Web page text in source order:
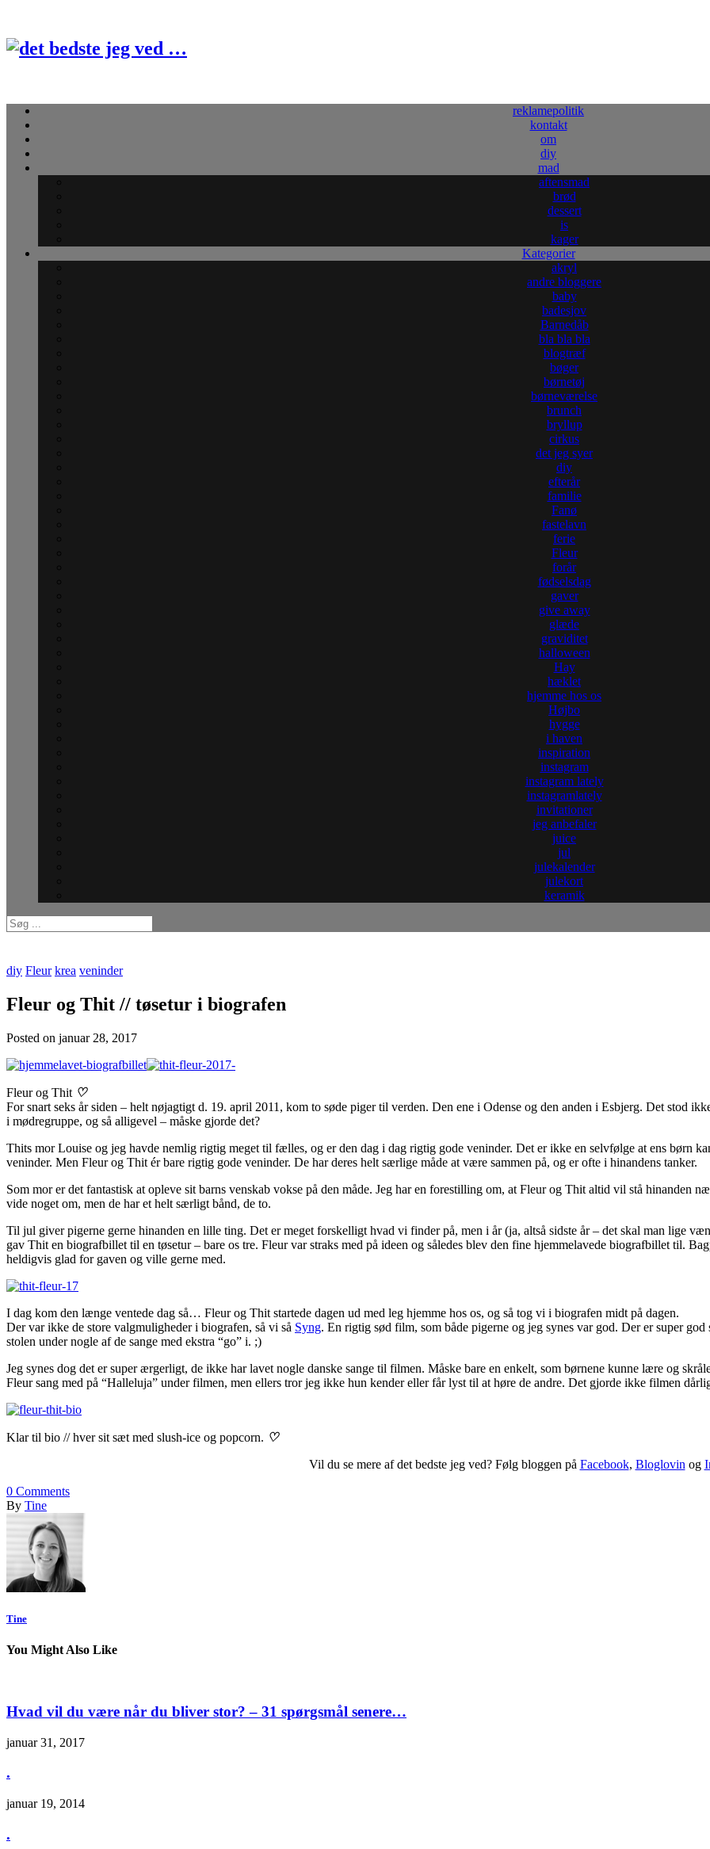
reklamepolitik
kontakt
om
diy
mad
aftensmad
brød
dessert
is
kager
Kategorier
akryl
andre bloggere
baby
badesjov
Barnedåb
bla bla bla
blogtræf
bøger
børnetøj
børneværelse
brunch
bryllup
cirkus
det jeg syer
diy
efterår
familie
Fanø
fastelavn
ferie
Fleur
forår
fødselsdag
gaver
give away
glæde
graviditet
halloween
Hay
hæklet
hjemme hos os
Højbo
hygge
i haven
inspiration
instagram
instagram lately
instagramlately
invitationer
jeg anbefaler
juice
jul
julekalender
julekort
keramik
diy Fleur krea veninder
Fleur og Thit // tøsetur i biografen
Posted on januar 28, 2017
Fleur og Thit ♡
For snart seks år siden – helt nøjagtigt d. 19. april 2011, kom to søde piger til verden. Den ene i Odense og den anden i Esbjerg. Det stod
i mødregruppe, og så alligevel – måske gjorde det?
Thits mor Louise og jeg havde nemlig rigtig meget til fælles, og er den dag i dag rigtig gode veninder. Det er ikke en selvfølge at ens børn
veninder. Men Fleur og Thit ér bare rigtig gode veninder. De har deres helt særlige måde at være sammen på, og er ofte i hinandens tanker.
Som mor er det fantastisk at opleve sit barns venskab vokse på den måde. Jeg har en forestilling om, at Fleur og Thit altid vil stå hinanden
vide noget om, men de har et helt særligt bånd, de to.
Til jul giver pigerne gerne hinanden en lille ting. Det er meget forskelligt hvad vi finder på, men i år (ja, altså sidste år – det skal man lige
gav Thit en biografbillet til en tøsetur – bare os tre. Fleur var straks med på ideen og således blev den fine hjemmelavede biografbillet til.
heldigvis glad for gaven og ville gerne med.
I dag kom den længe ventede dag så… Fleur og Thit startede dagen ud med leg hjemme hos os, og så tog vi i biografen midt på dagen.
Der var ikke de store valgmuligheder i biografen, så vi så Syng. En rigtig sød film, som både pigerne og jeg synes var god. Der er super
stolen under nogle af de sange med ekstra “go” i. ;)
Jeg synes dog det er super ærgerligt, de ikke har lavet nogle danske sange til filmen. Måske bare en enkelt, som børnene kunne lære og
Fleur sang med på “Halleluja” under filmen, men ellers tror jeg ikke hun kender eller får lyst til at høre de andre. Det gjorde ikke filmen
Klar til bio // hver sit sæt med slush-ice og popcorn. ♡
Vil du se mere af det bedste jeg ved? Følg bloggen på Facebook, Bloglovin og
0 Comments
By Tine
Tine
You Might Also Like
Hvad vil du være når du bliver stor? – 31 spørgsmål senere…
januar 31, 2017
.
januar 19, 2014
.